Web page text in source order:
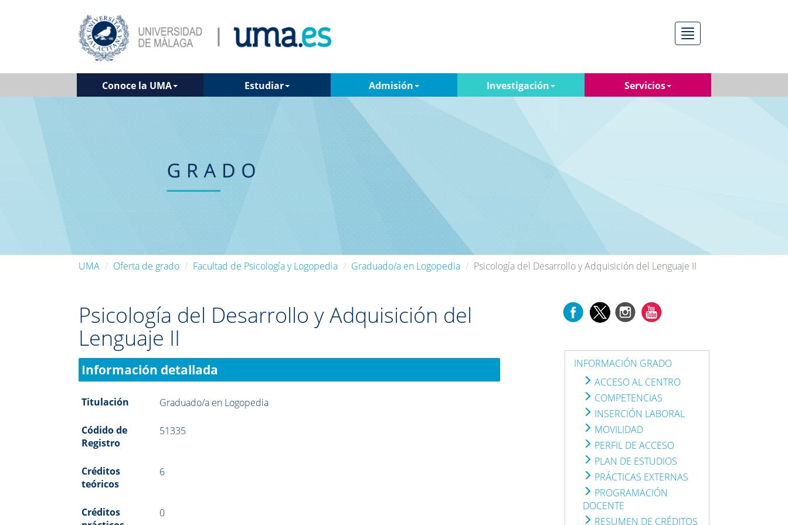
Menú
Conoce la UMA Estudiar Admisión Investigación Servicios
UMA Oferta de grado Facultad de Psicología y Logopedia Graduado/a en Logopedia Psicología del Desarrollo y Adquisición del Lenguaje II
Psicología del Desarrollo y Adquisición del
Lenguaje II
Información detallada
Titulación Graduado/a en Logopedia
Códido de
Registro
51335
Créditos
teóricos
6
Créditos
0
INFORMACIÓN GRADO
ACCESO AL CENTRO
COMPETENCIAS
INSERCIÓN LABORAL
MOVILIDAD
PERFIL DE ACCESO
PLAN DE ESTUDIOS
PRÁCTICAS EXTERNAS
PROGRAMACIÓN
DOCENTE
RESUMEN DE CRÉDITOS